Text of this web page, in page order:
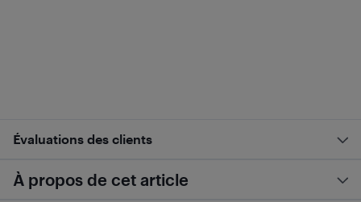
Évaluations des clients
À propos de cet article